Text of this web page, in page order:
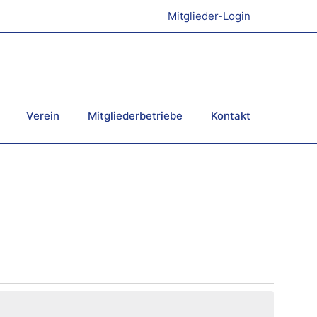
Mitglieder-Login
Verein Mitgliederbetriebe Kontakt